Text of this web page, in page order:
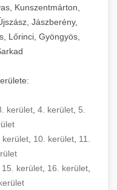
Kunszentmárton,
Jászberény,
Lőrinci, Gyöngyös,
kerület 4. kerület 5.
kerület, 10. kerület, 11.
15. kerület 16. kerület